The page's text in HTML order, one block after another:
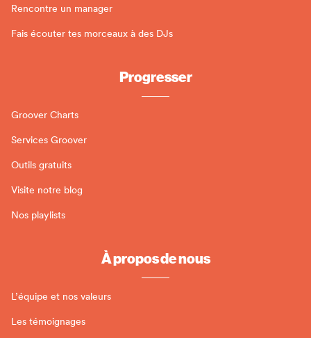
Rencontre un manager
Fais écouter tes morceaux à des DJs
Progresser
Groover Charts
Services Groover
Outils gratuits
Visite notre blog
Nos playlists
À propos de nous
L’équipe et nos valeurs
Les témoignages